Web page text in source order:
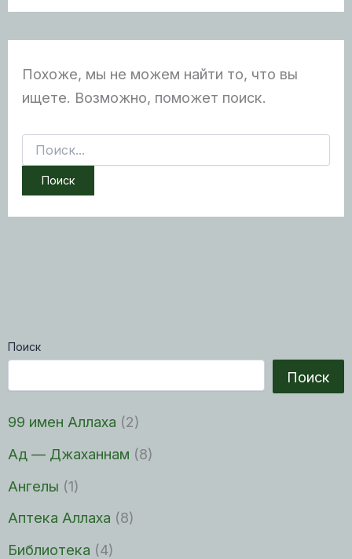
Поиск
Поиск
99 имен Аллаха (2)
Ад — Джаханнам (8)
Ангелы (1)
Аптека Аллаха (8)
Библиотека (4)
Похоже, мы не можем найти то, что вы
ищете. Возможно, поможет поиск.
Поиск: